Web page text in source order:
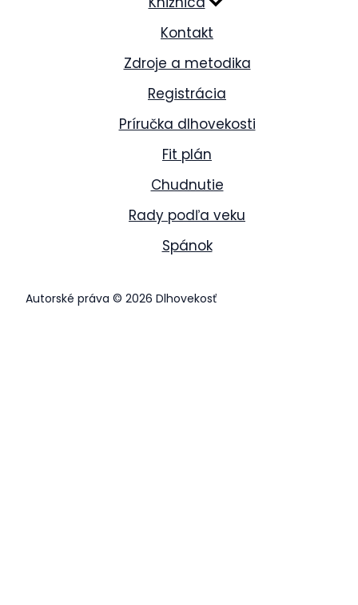
Kontakt
Zdroje a metodika
Registrácia
Príručka dlhovekosti
Fit plán
Chudnutie
Rady podľa veku
Spánok
Autorské práva © 2026 Dlhovekosť